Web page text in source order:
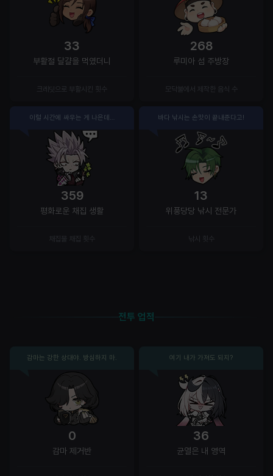
33
부활절 달걀을 먹였더니
크레딧으로 부활시킨 횟수
268
루미아 섬 주방장
모닥불에서 제작한 음식 수
이럴 시간에 싸우는 게 나은데…
359
평화로운 채집 생활
채집물 채집 횟수
바다 낚시는 손맛이 끝내준다고!
13
위풍당당 낚시 전문가
낚시 횟수
전투 업적
감마는 강한 상대야. 방심하지 마.
0
감마 제거반
여기 내가 가져도 되지?
36
균열은 내 영역